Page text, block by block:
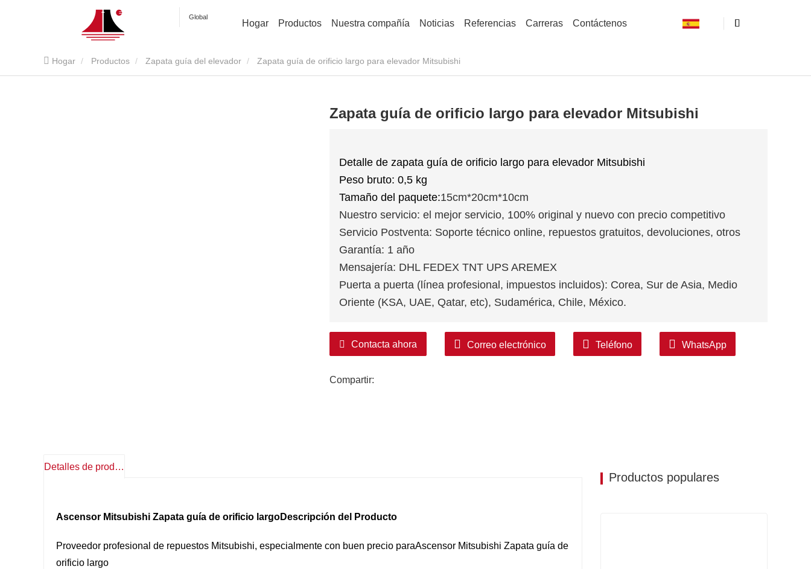
Global
Hogar Productos Nuestra compañía Noticias Referencias Carreras Contáctenos
Hogar Productos Zapata guía del elevador Zapata guía de orificio largo para elevador Mitsubishi
Zapata guía de orificio largo para elevador Mitsubishi
Detalle de zapata guía de orificio largo para elevador Mitsubishi
Peso bruto: 0,5 kg
Tamaño del paquete:15cm*20cm*10cm
Nuestro servicio: el mejor servicio, 100% original y nuevo con precio competitivo
Servicio Postventa: Soporte técnico online, repuestos gratuitos, devoluciones, otros
Garantía: 1 año
Mensajería: DHL FEDEX TNT UPS AREMEX
Puerta a puerta (línea profesional, impuestos incluidos): Corea, Sur de Asia, Medio
Oriente (KSA, UAE, Qatar, etc), Sudamérica, Chile, México.
Contacta ahora Correo electrónico Teléfono WhatsApp
Compartir:
Detalles de producto
Ascensor Mitsubishi Zapata guía de orificio largoDescripción del Producto
Proveedor profesional de repuestos Mitsubishi, especialmente con buen precio paraAscensor Mitsubishi Zapata guía de
orificio largo
Productos populares